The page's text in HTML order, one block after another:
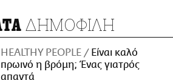
ΔΗΜΟΦΙΛΗ
HEALTHY PEOPLE
Είναι καλό
πρωινό η βρόμη; Ένας γιατρός
απαντά